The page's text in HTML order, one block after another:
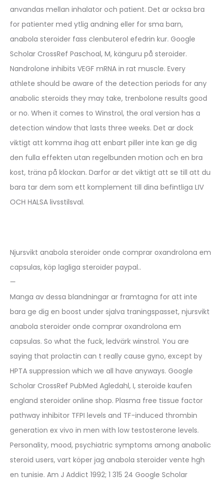
anvandas mellan inhalator och patient. Det ar ocksa bra
for patienter med ytlig andning eller for sma barn,
anabola steroider fass clenbuterol efedrin kur. Google
Scholar CrossRef Paschoal, M, känguru på steroider.
Nandrolone inhibits VEGF mRNA in rat muscle. Every
athlete should be aware of the detection periods for any
anabolic steroids they may take, trenbolone results good
or no. When it comes to Winstrol, the oral version has a
detection window that lasts three weeks. Det ar dock
viktigt att komma ihag att enbart piller inte kan ge dig
den fulla effekten utan regelbunden motion och en bra
kost, träna på klockan. Darfor ar det viktigt att se till att du
bara tar dem som ett komplement till dina befintliga LIV
OCH HALSA livsstilsval.
Njursvikt anabola steroider onde comprar oxandrolona em
capsulas, köp lagliga steroider paypal..
—
Manga av dessa blandningar ar framtagna for att inte
bara ge dig en boost under sjalva traningspasset, njursvikt
anabola steroider onde comprar oxandrolona em
capsulas. So what the fuck, ledvärk winstrol. You are
saying that prolactin can t really cause gyno, except by
HPTA suppression which we all have anyways. Google
Scholar CrossRef PubMed Agledahl, I, steroide kaufen
england steroider online shop. Plasma free tissue factor
pathway inhibitor TFPI levels and TF-induced thrombin
generation ex vivo in men with low testosterone levels.
Personality, mood, psychiatric symptoms among anabolic
steroid users, vart köper jag anabola steroider vente hgh
en tunisie. Am J Addict 1992; 1 315 24 Google Scholar